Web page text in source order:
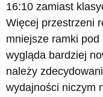
16:10 zamiast
Więcej przestrzeni
mniejsze ramki
wygląda bardziej
należy
wydajności niczym